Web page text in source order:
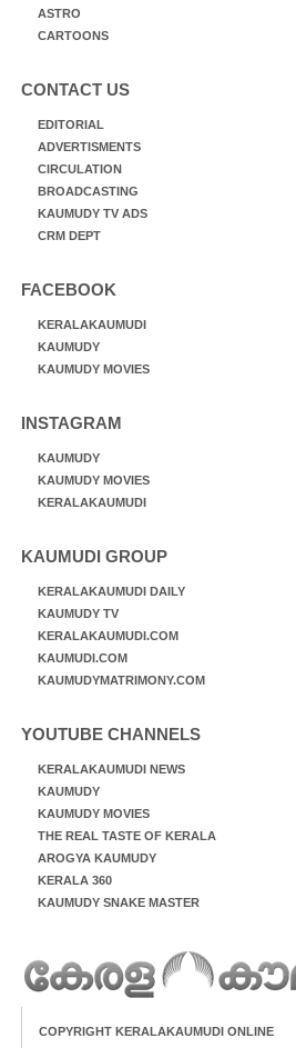
ASTRO
CARTOONS
CONTACT US
EDITORIAL
ADVERTISMENTS
CIRCULATION
BROADCASTING
KAUMUDY TV ADS
CRM DEPT
FACEBOOK
KERALAKAUMUDI
KAUMUDY
KAUMUDY MOVIES
INSTAGRAM
KAUMUDY
KAUMUDY MOVIES
KERALAKAUMUDI
KAUMUDI GROUP
KERALAKAUMUDI DAILY
KAUMUDY TV
KERALAKAUMUDI.COM
KAUMUDI.COM
KAUMUDYMATRIMONY.COM
YOUTUBE CHANNELS
KERALAKAUMUDI NEWS
KAUMUDY
KAUMUDY MOVIES
THE REAL TASTE OF KERALA
AROGYA KAUMUDY
KERALA 360
KAUMUDY SNAKE MASTER
COPYRIGHT KERALAKAUMUDI ONLINE